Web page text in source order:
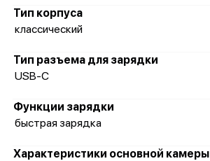
Тип корпуса
классический
Тип разъема для зарядки
USB-C
Функции зарядки
быстрая зарядка
Характеристики основной камеры